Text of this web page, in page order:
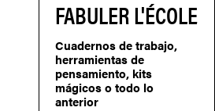
FABULER L'ÉCOLE
Cuadernos de trabajo,
herramientas de
pensamiento, kits
mágicos o todo lo
anterior